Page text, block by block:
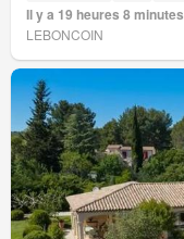
Il y a 19 heures 8 minutes
LEBONCOIN